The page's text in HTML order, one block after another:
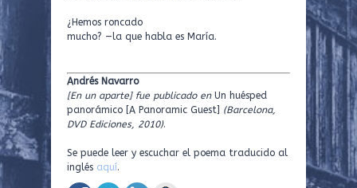
¿Hemos roncado
mucho? —la que habla es María.
Andrés Navarro
[En un aparte] fue publicado enUn huésped
panorámico [A Panoramic Guest] (Barcelona,
DVD Ediciones, 2010).
Se puede leer y escuchar el poema traducido al
inglés aquí.